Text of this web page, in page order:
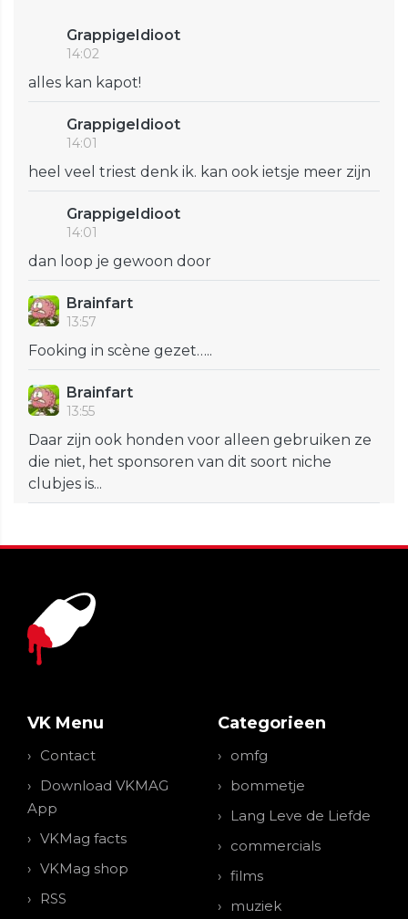
GrappigeIdioot
14:02
alles kan kapot!
GrappigeIdioot
14:01
heel veel triest denk ik. kan ook ietsje meer zijn
GrappigeIdioot
14:01
dan loop je gewoon door
Brainfart
13:57
Fooking in scène gezet…..
Brainfart
13:55
Daar zijn ook honden voor alleen gebruiken ze
die niet, het sponsoren van dit soort niche
clubjes is...
VK Menu
Contact
Download VKMAG
App
VKMag facts
VKMag shop
RSS
Categorieen
omfg
bommetje
Lang Leve de Liefde
commercials
films
muziek